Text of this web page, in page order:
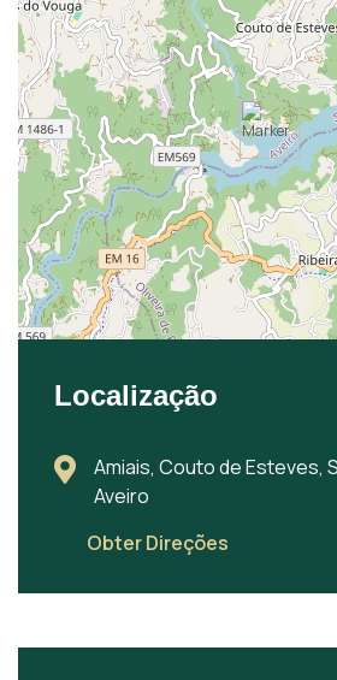
Localização
Amiais, Couto de Esteves,
Aveiro
Obter Direções